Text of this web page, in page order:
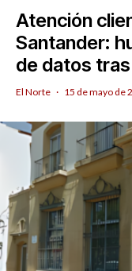
Atención
Santander:
de datos
El Norte · 15 de mayo de